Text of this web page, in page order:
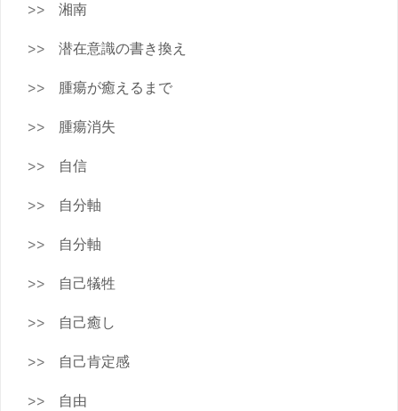
湘南
潜在意識の書き換え
腫瘍が癒えるまで
腫瘍消失
自信
自分軸
自分軸
自己犠牲
自己癒し
自己肯定感
自由